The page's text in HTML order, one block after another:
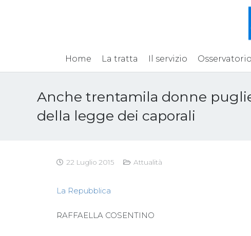
Home La tratta Il servizio Osservatorio
Anche trentamila donne
della legge dei caporali
22 Luglio 2015 Attualità
La Repubblica
RAFFAELLA COSENTINO